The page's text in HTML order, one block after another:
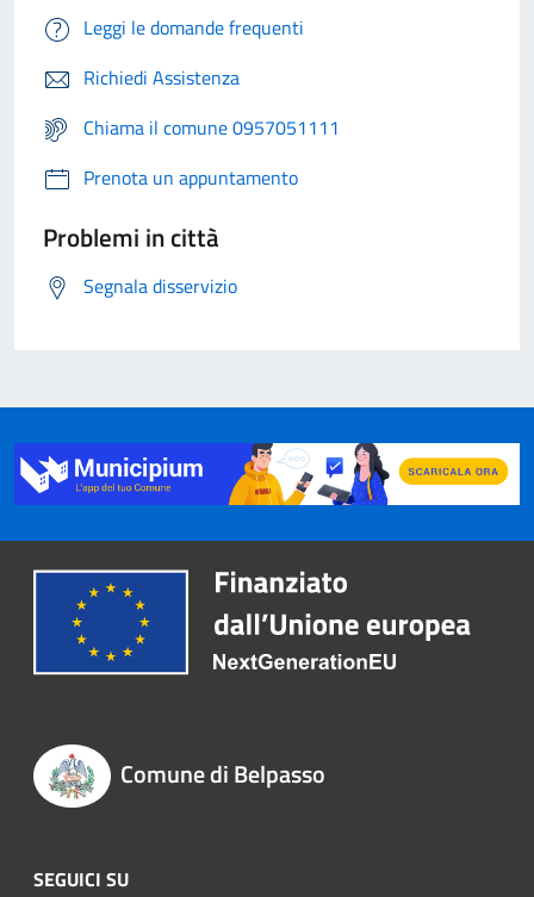
Leggi le domande frequenti
Richiedi Assistenza
Chiama il comune 0957051111
Prenota un appuntamento
Problemi in città
Segnala disservizio
Comune di Belpasso
SEGUICI SU